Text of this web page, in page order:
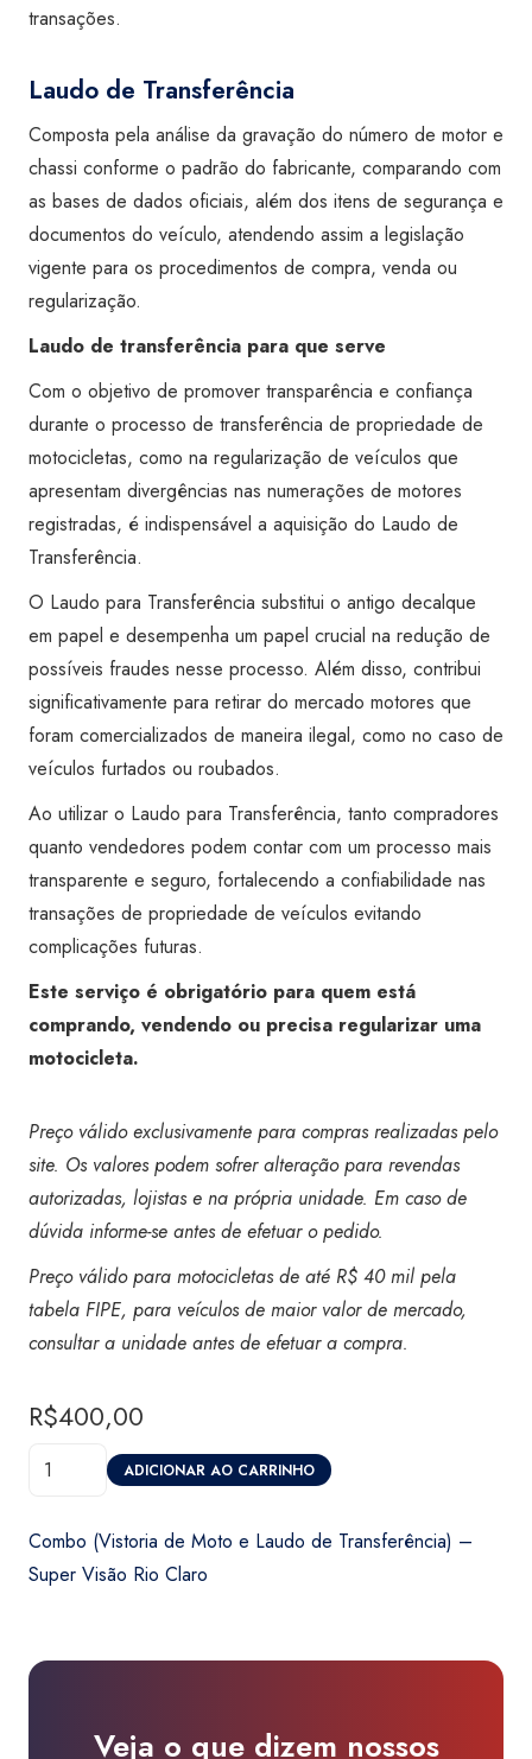
transações.
Laudo de Transferência
Composta pela análise da gravação do número de motor e
chassi conforme o padrão do fabricante, comparando com
as bases de dados oficiais, além dos itens de segurança e
documentos do veículo, atendendo assim a legislação
vigente para os procedimentos de compra, venda ou
regularização.
Laudo de transferência para que serve
Com o objetivo de promover transparência e confiança
durante o processo de transferência de propriedade de
motocicletas, como na regularização de veículos que
apresentam divergências nas numerações de motores
registradas, é indispensável a aquisição do Laudo de
Transferência.
O Laudo para Transferência substitui o antigo decalque
em papel e desempenha um papel crucial na redução de
possíveis fraudes nesse processo. Além disso, contribui
significativamente para retirar do mercado motores que
foram comercializados de maneira ilegal, como no caso de
veículos furtados ou roubados.
Ao utilizar o Laudo para Transferência, tanto compradores
quanto vendedores podem contar com um processo mais
transparente e seguro, fortalecendo a confiabilidade nas
transações de propriedade de veículos evitando
complicações futuras.
Este serviço é obrigatório para quem está
comprando, vendendo ou precisa regularizar uma
motocicleta.
Preço válido exclusivamente para compras realizadas pelo
site. Os valores podem sofrer alteração para revendas
autorizadas, lojistas e na própria unidade. Em caso de
dúvida informe-se antes de efetuar o pedido.
Preço válido para motocicletas de até R$ 40 mil pela
tabela FIPE, para veículos de maior valor de mercado,
consultar a unidade antes de efetuar a compra.
R$400,00
Combo
de
ADICIONAR AO CARRINHO
Combo (Vistoria de Moto e Laudo de Transferência) –
Super Visão Rio Claro
Veja o que dizem nossos